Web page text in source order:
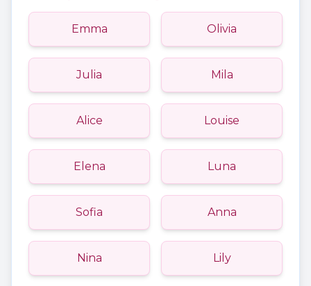
Emma Olivia
Julia Mila
Alice Louise
Elena Luna
Sofia Anna
Nina Lily